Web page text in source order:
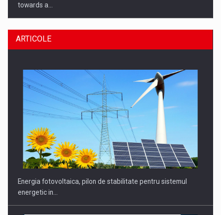
towards a…
CEO Conference - Shaping The Future - Technology and…
ARTICOLE
Energia fotovoltaica, pilon de stabilitate pentru sistemul
energetic in…